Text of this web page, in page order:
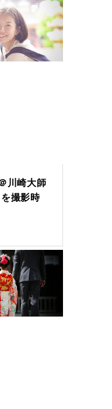
川崎大師
撮影時